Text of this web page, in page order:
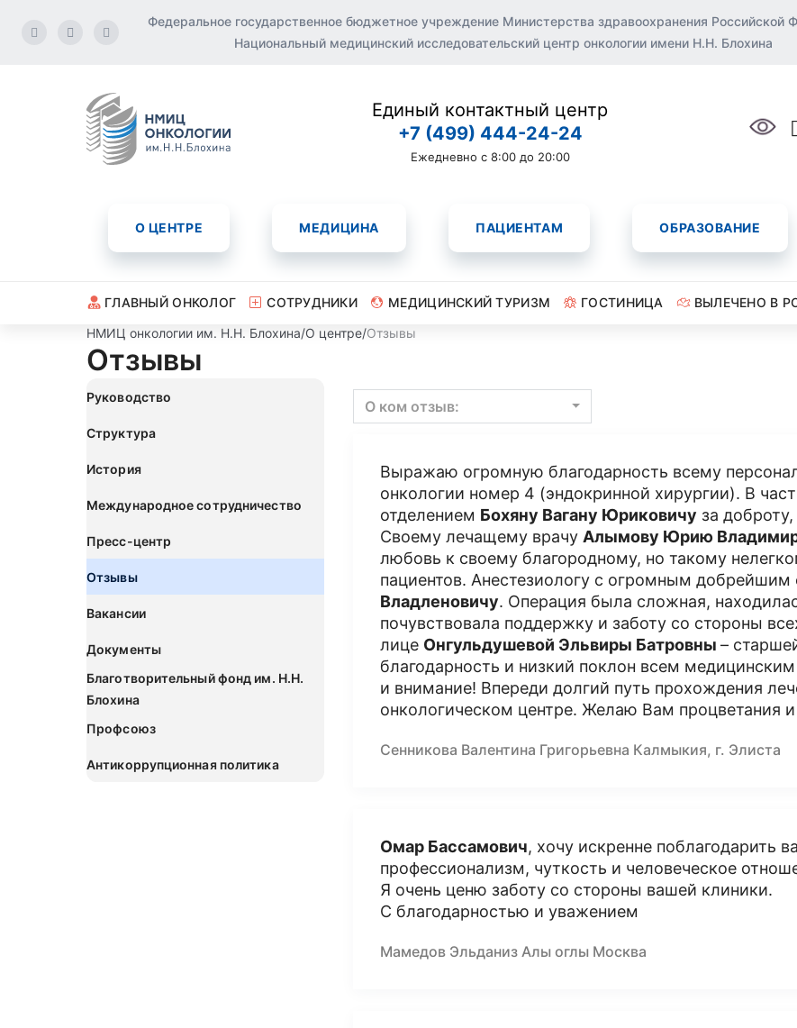
Федеральное государственное бюджетное учреждение Министерства здравоохранения Российской
Национальный медицинский исследовательский центр онкологии имени Н.Н. Блохина
Единый контактный центр
+7 (499) 444-24-24
Ежедневно с 8:00 до 20:00
О ЦЕНТРЕ МЕДИЦИНА ПАЦИЕНТАМ ОБРАЗОВАНИЕ
ГЛАВНЫЙ ОНКОЛОГ СОТРУДНИКИ МЕДИЦИНСКИЙ ТУРИЗМ ГОСТИНИЦА ВЫЛЕЧЕНО В
НМИЦ онкологии им. Н.Н. Блохина/О центре/Отзывы
Отзывы
Руководство
Структура
История
Международное сотрудничество
Пресс-центр
Отзывы
Вакансии
Документы
Благотворительный фонд им. Н.Н.
Блохина
Профсоюз
Антикоррупционная политика
О ком отзыв:
Выражаю огромную благодарность всему
онкологии номер 4 (эндокринной хирургии). В
отделением Бохяну Вагану Юриковичу за
Своему лечащему врачу Алымову Юрию
любовь к своему благородному, но такому
пациентов. Анестезиологу с огромным добрейшим
Владленовичу. Операция была сложная,
почувствовала поддержку и заботу со стороны
лице Онгульдушевой Эльвиры Батровны –
благодарность и низкий поклон всем
и внимание! Впереди долгий путь прохождения
онкологическом центре. Желаю Вам процветания и
Сенникова Валентина Григорьевна Калмыкия, г. Элиста
Омар Бассамович, хочу искренне поблагодарить
профессионализм, чуткость и человеческое
Я очень ценю заботу со стороны вашей клиники.
С благодарностью и уважением
Мамедов Эльданиз Алы оглы Москва